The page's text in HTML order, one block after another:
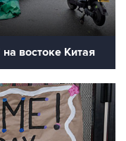
востоке Китая